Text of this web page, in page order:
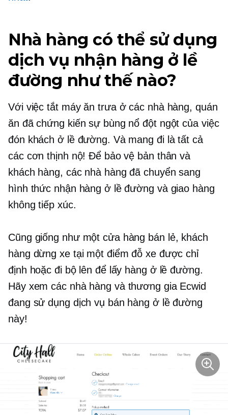
Nhà hàng có thể sử dụng
dịch vụ nhận hàng ở lề
đường như thế nào?
Với việc tắt máyăn trưa ởcác nhà hàng, quán
ăn đã chứng kiến ​​sự bùng nổ đột ngột của việc
đón khách ở lề đường. Và mang đi là tất cả
các cơn thịnh nộ! Để bảo vệ bản thân và
khách hàng, các nhà hàng đã chuyển sang
hình thức nhận hàng ở lề đường và giao hàng
không tiếp xúc.
Cũng giống như một cửa hàng bán lẻ, khách
hàng dừng xe tại một điểm đỗ xe được chỉ
định hoặc đi bộ lên để lấy hàng ở lề đường.
Hãy xem các nhà hàng và thương gia Ecwid
đang sử dụng dịch vụ bán hàng ở lề đường
này!